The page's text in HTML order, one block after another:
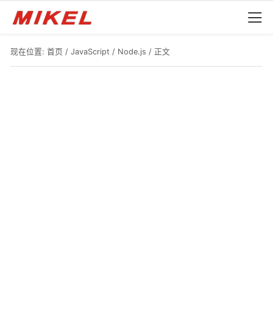
现在位置: 首页 / JavaScript / Node.js / 正文